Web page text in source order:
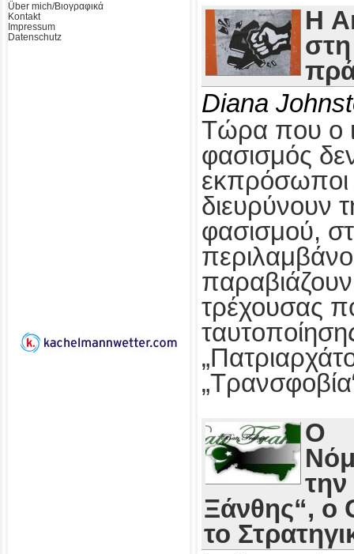
Über mich/Βιογραφικά
Kontakt
Impressum
Datenschutz
Η
Diana
Τώρα που ο
φασισμός
εκπρόσωποι
διευρύνουν
φασισμού,
τρέχουσας
Ο
Ξάνθης“, ο
το